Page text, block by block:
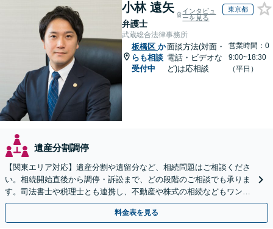
小林 遠矢
弁護士
インタビュ
ーを見る
東京都
武蔵総合法律事務所
板橋区 か
らも相談
受付中
面談方法(対面・
電話・ビデオな
ど)は応相談
営業時間：0
9:00~18:30
（平日）
遺産分割調停
【関東エリア対応】遺産分割や遺留分など、相続問題はご相談くださ
い。相続開始直後から調停・訴訟まで、どの段階のご相談でも承りま
す。司法書士や税理士とも連携し、不動産や株式の相続などもワンス
トップで対応可能。遺言書作成や事業承継のご相談にも対応
料金表を見る